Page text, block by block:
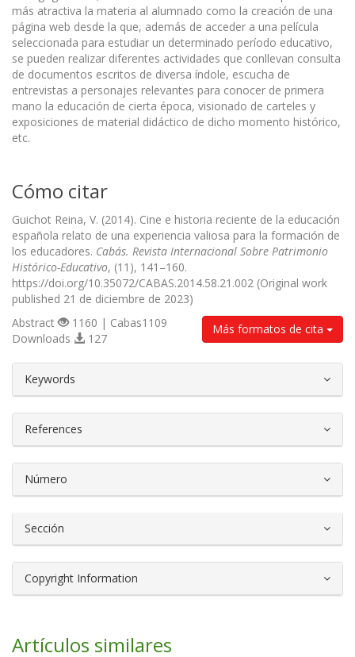
más atractiva la materia al alumnado como la creación de una
página web desde la que, además de acceder a una película
seleccionada para estudiar un determinado período educativo,
se pueden realizar diferentes actividades que conllevan consulta
de documentos escritos de diversa índole, escucha de
entrevistas a personajes relevantes para conocer de primera
mano la educación de cierta época, visionado de carteles y
exposiciones de material didáctico de dicho momento histórico,
etc.
Cómo citar
Guichot Reina, V. (2014). Cine e historia reciente de la educación
española relato de una experiencia valiosa para la formación de
los educadores. Cabás. Revista Internacional Sobre Patrimonio
Histórico-Educativo, (11), 141–160.
https://doi.org/10.35072/CABAS.2014.58.21.002 (Original work
published 21 de diciembre de 2023)
Más formatos de cita
Abstract
1160 | Cabas1109
Downloads
127
Keywords
References
Número
Sección
Copyright Information
Artículos similares